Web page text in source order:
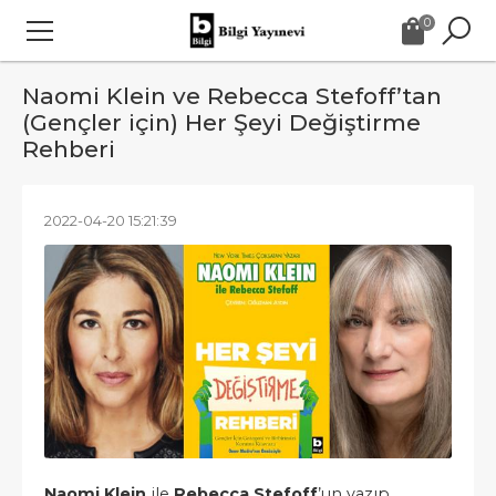
0
Naomi Klein ve Rebecca Stefoff’tan
(Gençler için) Her Şeyi Değiştirme
Rehberi
2022-04-20 15:21:39